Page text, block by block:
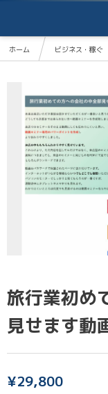
ホーム ビジネス・稼ぐ
旅行業初め
見せます動
¥29,800